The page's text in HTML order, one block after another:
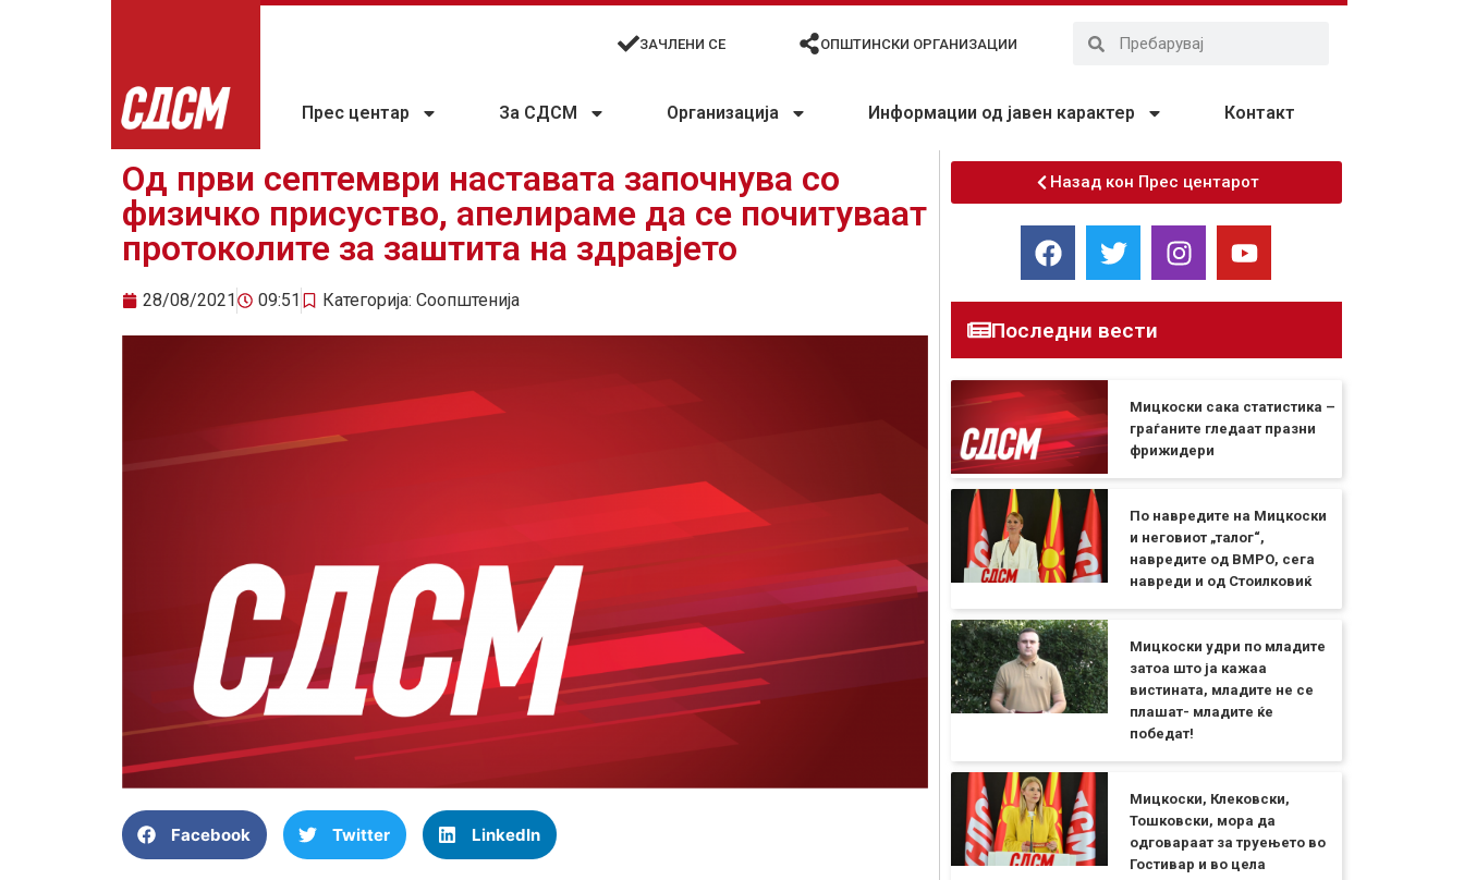
ЗАЧЛЕНИ СЕ ОПШТИНСКИ ОРГАНИЗАЦИИ
Прес центар За СДСМ Организација Информации од јавен карактер Контакт
Од први септември наставата започнува со
физичко присуство, апелираме да се почитуваат
протоколите за заштита на здравјето
28/08/2021 09:51 Категорија: Соопштенија
Facebook Twitter LinkedIn
Назад кон Прес центарот
Последни вести
Мицкоски сака статистика –
граѓаните гледаат празни
фрижидери
По навредите на Мицкоски
и неговиот „талог“,
навредите од ВМРО, сега
навреди и од Стоилковиќ
Мицкоски удри по младите
затоа што ја кажаа
вистината, младите не се
плашат- младите ќе
победат!
Мицкоски, Клековски,
Тошковски, мора да
одговараат за труењето во
Гостивар и во цела